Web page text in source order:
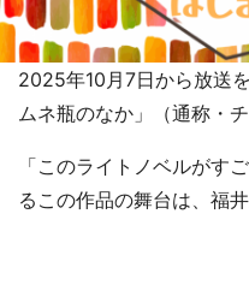
2025年10月7日から放送
ムネ瓶のなか」（通称・チ
「このライトノベルがす
るこの作品の舞台は、福井